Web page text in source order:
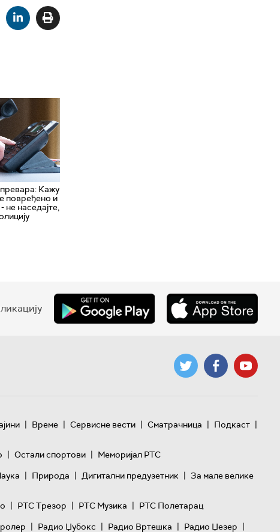
Кажу
повређено и
не наседајте,
| Време | Сервисне вести | Сматрачница | Подкаст |
| Остали спортови | Меморијал РТС
| Природа | Дигитални предузетник | За мале велике
| РТС Трезор | РТС Музика | РТС Полетарац
| Радио Џубокс | Радио Вртешка | Радио Џезер |